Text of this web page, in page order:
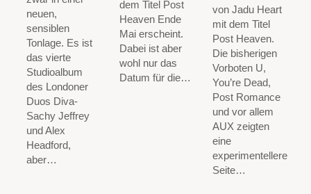
neuen,
sensiblen
Tonlage. Es ist
das vierte
Studioalbum
des Londoner
Duos Diva-
Sachy Jeffrey
und Alex
Headford,
aber…
dem Titel Post
Heaven Ende
Mai erscheint.
Dabei ist aber
wohl nur das
Datum für die…
von Jadu Heart
mit dem Titel
Post Heaven.
Die bisherigen
Vorboten U,
You’re Dead,
Post Romance
und vor allem
AUX zeigten
eine
experimentellere
Seite…